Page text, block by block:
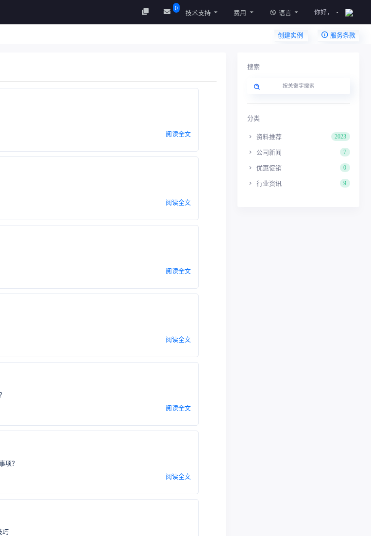
0
技术支持 费用 语言 你好，
创建实例
服务条款
阅读全文
阅读全文
阅读全文
阅读全文
阅读全文
项？
阅读全文
巧
搜索
分类
资料推荐 2023
公司新闻 7
优惠促销 0
行业资讯 9